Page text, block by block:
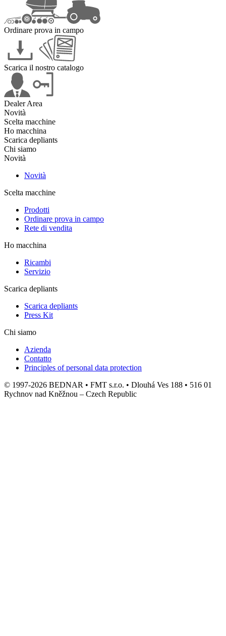
Ordinare prova in campo
Scarica il nostro catalogo
Dealer Area
Novità
Scelta macchine
Ho macchina
Scarica depliants
Chi siamo
Novità
Novità
Scelta macchine
Prodotti
Ordinare prova in campo
Rete di vendita
Ho macchina
Ricambi
Servizio
Scarica depliants
Scarica depliants
Press Kit
Chi siamo
Azienda
Contatto
Principles of personal data protection
© 1997-2026 BEDNAR • FMT s.r.o. • Dlouhá Ves 188 • 516 01
Rychnov nad Kněžnou – Czech Republic